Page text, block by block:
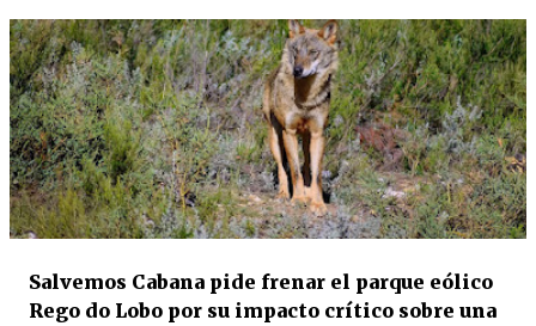
Salvemos Cabana pide frenar el parque eólico
Rego do Lobo por su impacto crítico sobre una